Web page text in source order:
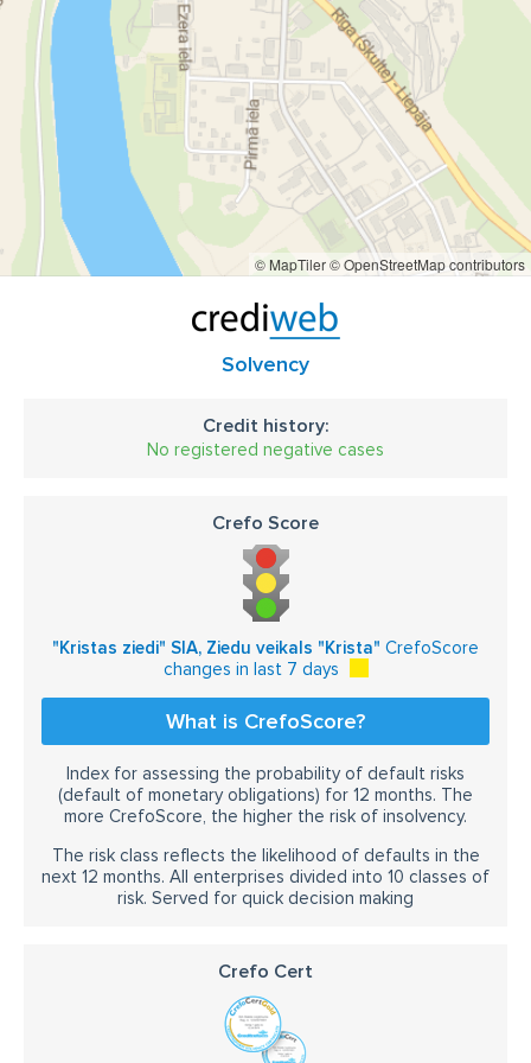
dekori bēru pušķi
zārku dekori
sēru grozi
ar piegādi
ziedu pušķu pasūtīšana
kāzu floristika
ziedu Salons puķu podi
sveces
piegāde
© MapTiler© OpenStreetMap contributors
Solvency
Credit history:
No registered negative cases
Crefo Score
"Kristas ziedi" SIA, Ziedu veikals "Krista" CrefoScore
changes in last 7 days
What is CrefoScore?
Index for assessing the probability of default risks
(default of monetary obligations) for 12 months. The
more CrefoScore, the higher the risk of insolvency.
The risk class reflects the likelihood of defaults in the
next 12 months. All enterprises divided into 10 classes of
risk. Served for quick decision making
Crefo Cert